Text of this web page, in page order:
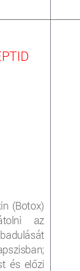
(Botox)
az
és előzi